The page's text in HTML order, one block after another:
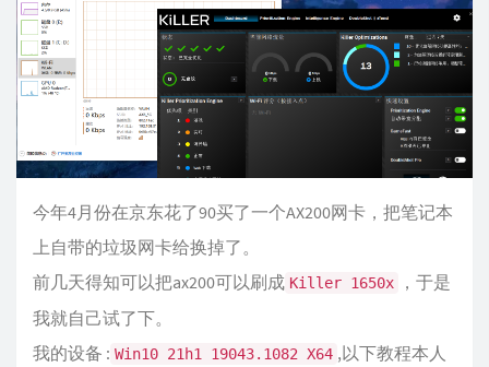
今年4月份在京东花了90买了一个AX200网卡，把笔记本
上自带的垃圾网卡给换掉了。
前几天得知可以把ax200可以刷成 Killer 1650x
，于是
我就自己试了下。
我的设备 : Win10 21h1 19043.1082 X64 ,以下教程本人